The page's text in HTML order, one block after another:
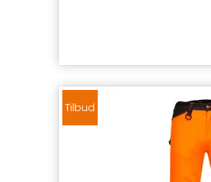
Tilbud